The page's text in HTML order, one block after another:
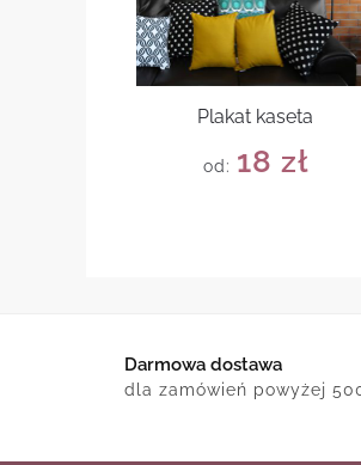
Plakat kaseta
od: 18 zł
Darmowa dostawa
dla zamówień powyżej